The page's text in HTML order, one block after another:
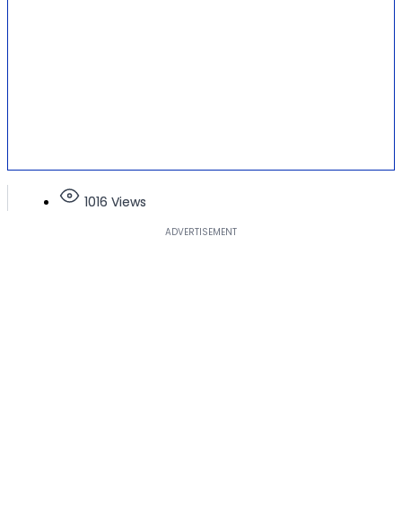
1016 Views